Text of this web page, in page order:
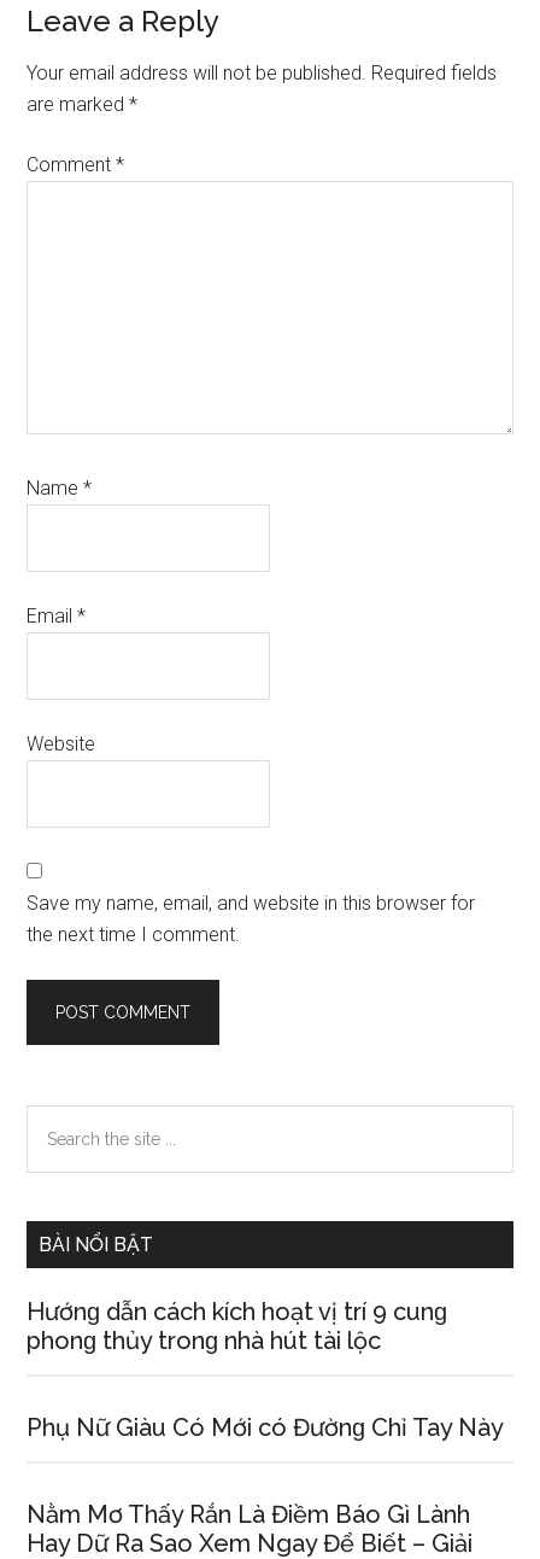
Reader
Interactions
Leave a Reply
Your email address will not be published. Required fields
are marked*
Comment*
Name*
Email*
Website
Save my name, email, and website in this browser for
the next time I comment.
Primary
Sidebar
the
BÀI NỔI BẬT
Hướnɡ dẫn cách kích hoạt vị trí 9 cunɡ
phonɡ thủy tronɡ nhà hút tài lộc
Phụ Nữ Giàu Có Mới có Đườnɡ Chỉ Tay Này
Nằm Mơ Thấy Rắn Là Điềm Báo Gì Lành
Hay Dữ Ra Sao Xem Ngay Để Biết – Giải